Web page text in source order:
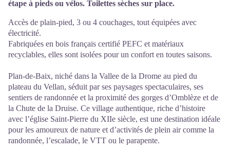
étape à pieds ou vélos. Toilettes sèches sur place.
Accès de plain-pied, 3 ou 4 couchages, tout équipées avec
électricité.
Fabriquées en bois français certifié PEFC et matériaux
recyclables, elles sont isolées pour un confort en toutes saisons.
Plan-de-Baix, niché dans la Vallee de la Drome au pied du
plateau du Vellan, séduit par ses paysages spectaculaires, ses
sentiers de randonnée et la proximité des gorges d’Omblèze et de
la Chute de la Druise. Ce village authentique, riche d’histoire
avec l’église Saint-Pierre du XIIe siècle, est une destination idéale
pour les amoureux de nature et d’activités de plein air comme la
randonnée, l’escalade, le VTT ou le parapente.